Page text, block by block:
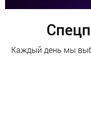
Каждый день мы